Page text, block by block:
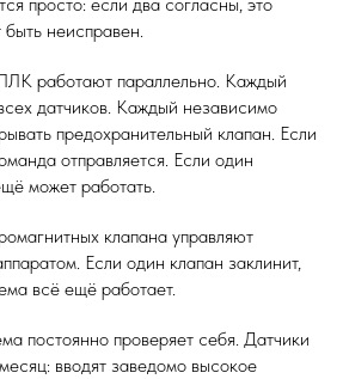
неисправен.
работают параллельно. Каждый
датчиков. Каждый независимо
предохранительный клапан. Если
отправляется. Если один
может работать.
клапана управляют
Если один клапан заклинит,
всё ещё работает.
постоянно проверяет себя. Датчики
вводят заведомо высокое